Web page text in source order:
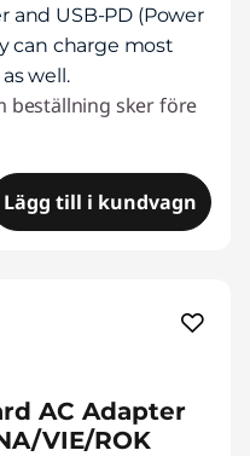
and USB-PD (Power
can charge most
well.
beställning sker före
Lägg till i kundvagn
AC Adapter
VIE/ROK